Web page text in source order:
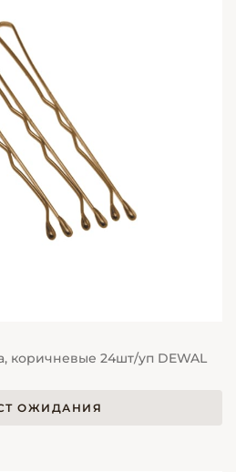
коричневые 24шт/уп DEWAL
ОЖИДАНИЯ